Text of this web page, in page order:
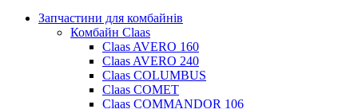
Запчастини для комбайнів
Комбайн Claas
Claas AVERO 160
Claas AVERO 240
Claas COLUMBUS
Claas COMET
Claas COMMANDOR 106